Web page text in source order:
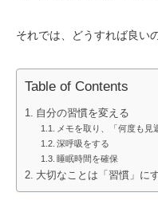
それでは、どうすれば良い
Table of Contents
自分の習慣を変える
メモを取り、「何度も見
深呼吸をする
睡眠時間を確保
大切なことは「習慣」に